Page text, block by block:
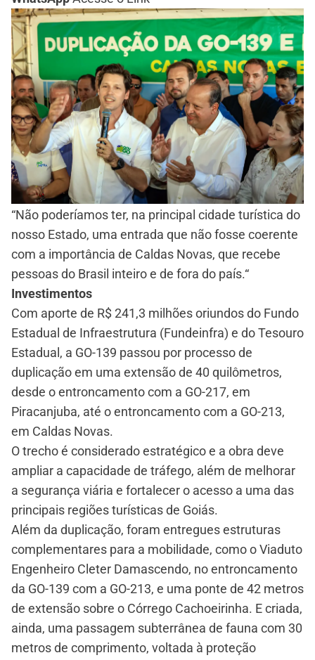
“Não poderíamos ter, na principal cidade turística do
nosso Estado, uma entrada que não fosse coerente
com a importância de Caldas Novas, que recebe
pessoas do Brasil inteiro e de fora do país.“
Investimentos
Com aporte de R$ 241,3 milhões oriundos do Fundo
Estadual de Infraestrutura (Fundeinfra) e do Tesouro
Estadual, a GO-139 passou por processo de
duplicação em uma extensão de 40 quilômetros,
desde o entroncamento com a GO-217, em
Piracanjuba, até o entroncamento com a GO-213,
em Caldas Novas.
O trecho é considerado estratégico e a obra deve
ampliar a capacidade de tráfego, além de melhorar
a segurança viária e fortalecer o acesso a uma das
principais regiões turísticas de Goiás.
Além da duplicação, foram entregues estruturas
complementares para a mobilidade, como o Viaduto
Engenheiro Cleter Damascendo, no entroncamento
da GO-139 com a GO-213, e uma ponte de 42 metros
de extensão sobre o Córrego Cachoeirinha. E criada,
ainda, uma passagem subterrânea de fauna com 30
metros de comprimento, voltada à proteção